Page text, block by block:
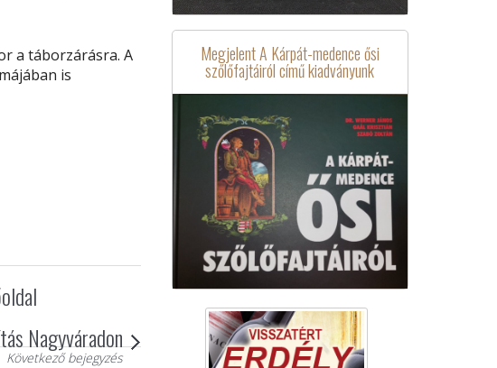
a táborzárásra. A
is
Nagyváradon
Következő bejegyzés
Megjelent A Kárpát-medence ősi
szőlőfajtáiról című kiadványunk